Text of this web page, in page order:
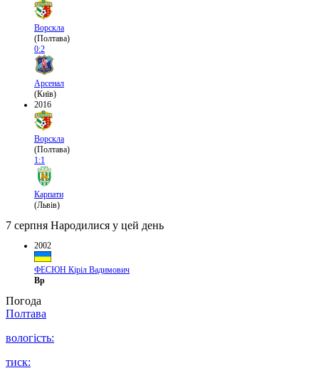
Ворскла
(Полтава)
0:2
Арсенал
(Київ)
2016
Ворскла
(Полтава)
1:1
Карпати
(Львів)
7 серпня Народилися у цей день
2002
ФЕСЮН Кіріл Вадимович
Вр
Погода
Полтава
вологість:
тиск: